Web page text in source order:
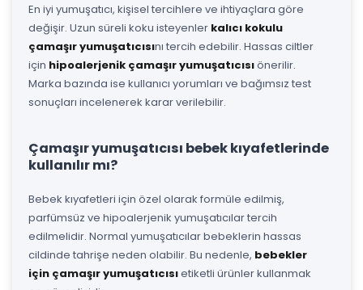
En iyi yumuşatıcı, kişisel tercihlere ve ihtiyaçlara göre
değişir. Uzun süreli koku isteyenler kalıcı kokulu
çamaşır yumuşatıcısını tercih edebilir. Hassas ciltler
için hipoalerjenik çamaşır yumuşatıcısıönerilir.
Marka bazında ise kullanıcı yorumları ve bağımsız test
sonuçları incelenerek karar verilebilir.
Çamaşır yumuşatıcısı bebek kıyafetlerinde
kullanılır mı?
Bebek kıyafetleri için özel olarak formüle edilmiş,
parfümsüz ve hipoalerjenik yumuşatıcılar tercih
edilmelidir. Normal yumuşatıcılar bebeklerin hassas
cildinde tahrişe neden olabilir. Bu nedenle, bebekler
için çamaşır yumuşatıcısıetiketli ürünler kullanmak